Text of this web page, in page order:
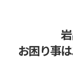
遺
不
お困り事